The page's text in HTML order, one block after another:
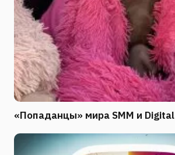
«Попаданцы» мира SMM и Digital